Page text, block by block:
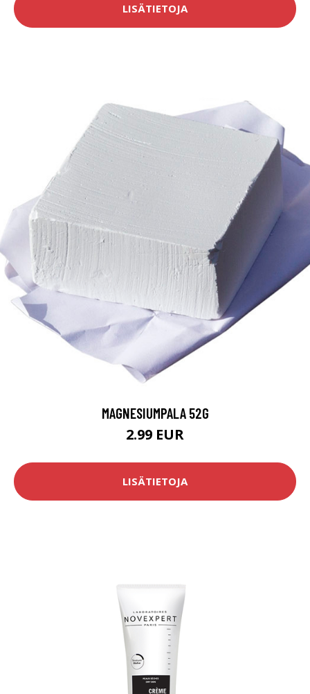
LISÄTIETOJA
MAGNESIUMPALA 52G
2.99 EUR
LISÄTIETOJA